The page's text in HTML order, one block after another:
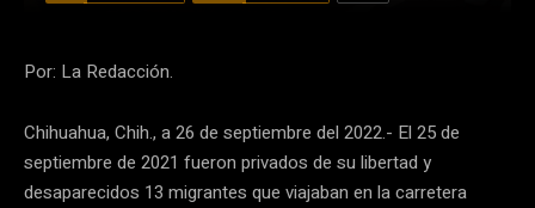
Por: La Redacción.
Chihuahua, Chih., a 26 de septiembre del 2022.- El 25 de
septiembre de 2021 fueron privados de su libertad y
desaparecidos 13 migrantes que viajaban en la carretera